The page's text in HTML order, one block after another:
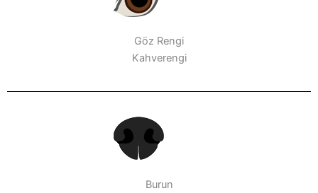
Göz Rengi
Kahverengi
Burun